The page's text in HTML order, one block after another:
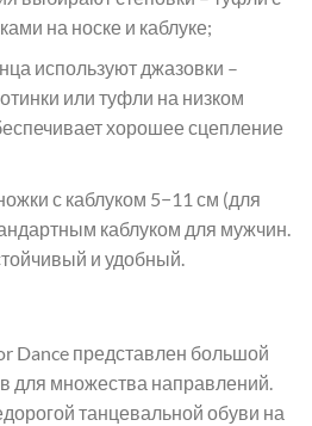
на носке и каблуке;
используют джазовки –
или туфли на низком
хорошее сцепление
с каблуком 5−11 см (для
каблуком для мужчин.
и удобный.
Dance представлен большой
для множества направлений.
танцевальной обуви на